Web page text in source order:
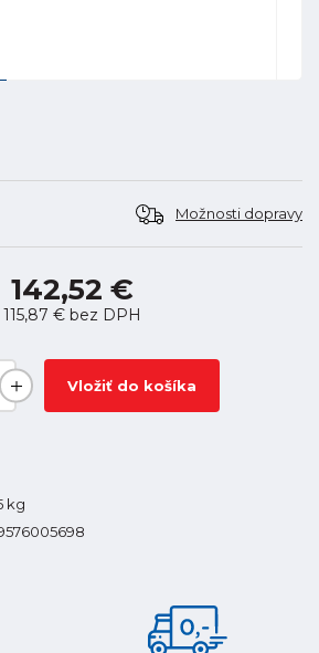
Možnosti dopravy
142,52 €
115,87 €bez DPH
Vložiť do košíka
kg